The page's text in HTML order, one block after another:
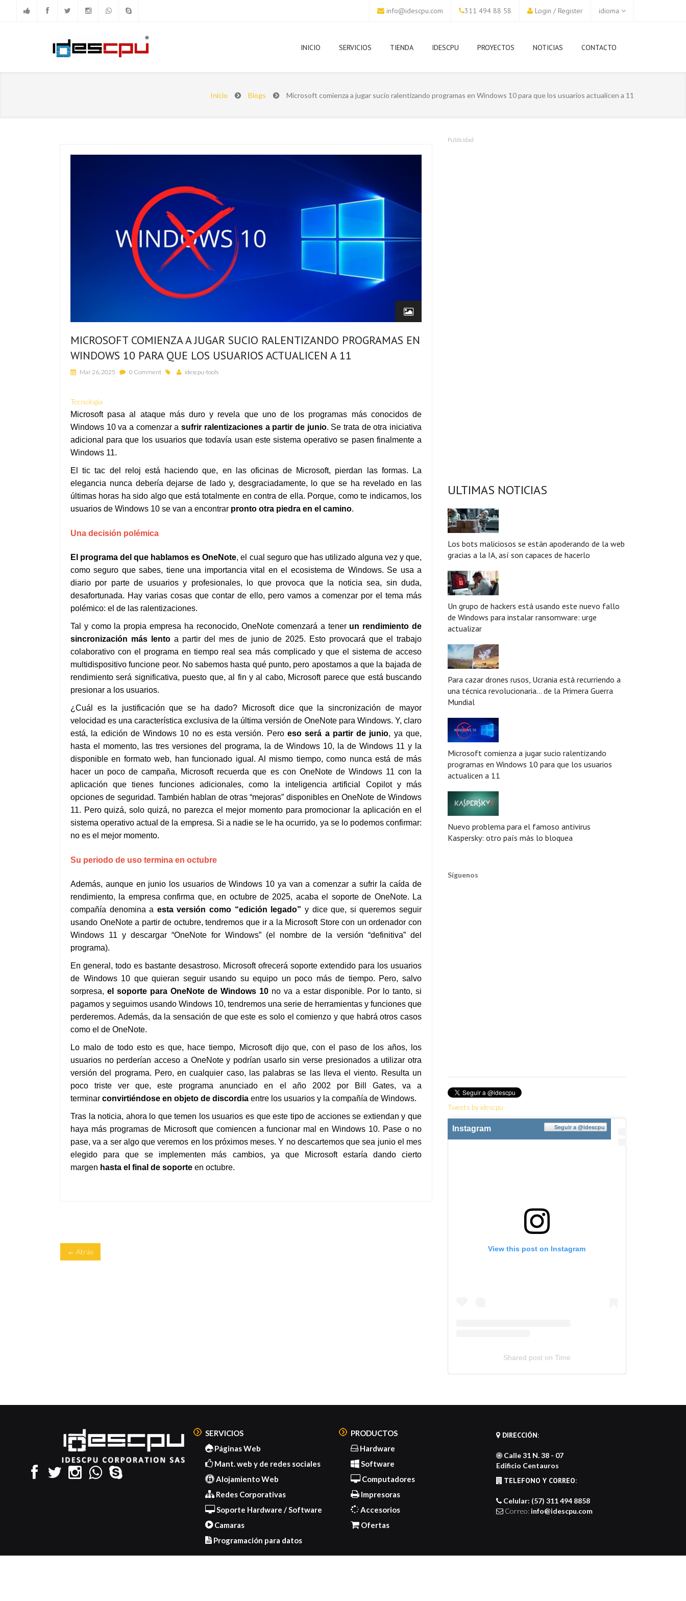
idioma
Login / Register
info@idescpu.com 311 494 88 58
INICIO SERVICIOS TIENDA IDESCPU PROYECTOS NOTICIAS CONTACTO
Inicio Blogs Microsoft comienza a jugar sucio ralentizando programas en Windows 10 para que los usuarios actualicen a 11
MICROSOFT COMIENZA A JUGAR SUCIO RALENTIZANDO PROGRAMAS EN
WINDOWS 10 PARA QUE LOS USUARIOS ACTUALICEN A 11
Mar 26, 2025 0 Comment idescpu-tools
Tecnología
Microsoft pasa al ataque más duro y revela que uno de los programas más conocidos de
Windows 10 va a comenzar asufrir ralentizaciones a partir de junio. Se trata de otra iniciativa
adicional para que los usuarios que todavía usan este sistema operativo se pasen finalmente a
Windows 11.
El tic tac del reloj está haciendo que, en las oficinas de Microsoft, pierdan las formas. La
elegancia nunca debería dejarse de lado y, desgraciadamente, lo que se ha revelado en las
últimas horas ha sido algo que está totalmente en contra de ella. Porque, como te indicamos, los
usuarios de Windows 10 se van a encontrar pronto otra piedra en el camino.
Una decisión polémica
El programa del que hablamos es OneNote, el cual seguro que has utilizado alguna vez y que,
como seguro que sabes, tiene una importancia vital en el ecosistema de Windows. Se usa a
diario por parte de usuarios y profesionales, lo que provoca que la noticia sea, sin duda,
desafortunada. Hay varias cosas que contar de ello, pero vamos a comenzar por el tema más
polémico: el de las ralentizaciones.
Tal y como la propia empresa ha reconocido, OneNote comenzará a tener un rendimiento de
sincronización más lento a partir del mes de junio de 2025. Esto provocará que el trabajo
colaborativo con el programa en tiempo real sea más complicado y que el sistema de acceso
multidispositivo funcione peor. No sabemos hasta qué punto, pero apostamos a que la bajada de
rendimiento será significativa, puesto que, al fin y al cabo, Microsoft parece que está buscando
presionar a los usuarios.
¿Cuál es la justificación que se ha dado? Microsoft dice que la sincronización de mayor
velocidad es una característica exclusiva de la última versión de OneNote para Windows. Y, claro
está, la edición de Windows 10 no es esta versión. Peroeso será a partir de junio, ya que,
hasta el momento, las tres versiones del programa, la de Windows 10, la de Windows 11 y la
disponible en formato web, han funcionado igual. Al mismo tiempo, como nunca está de más
hacer un poco de campaña, Microsoft recuerda que es con OneNote de Windows 11 con la
aplicación que tienes funciones adicionales, como la inteligencia artificial Copilot y más
opciones de seguridad. También hablan de otras “mejoras” disponibles en OneNote de Windows
11. Pero quizá, solo quizá, no parezca el mejor momento para promocionar la aplicación en el
sistema operativo actual de la empresa. Si a nadie se le ha ocurrido, ya se lo podemos confirmar:
no es el mejor momento.
Su periodo de uso termina en octubre
Además, aunque en junio los usuarios de Windows 10 ya van a comenzar a sufrir la caída de
rendimiento, la empresa confirma que, en octubre de 2025, acaba el soporte de OneNote. La
compañía denomina a esta versión como “edición legado” y dice que, si queremos seguir
usando OneNote a partir de octubre, tendremos que ir a la Microsoft Store con un ordenador con
Windows 11 y descargar “OneNote for Windows” (el nombre de la versión “definitiva” del
programa).
En general, todo es bastante desastroso. Microsoft ofrecerá soporte extendido para los usuarios
de Windows 10 que quieran seguir usando su equipo un poco más de tiempo. Pero, salvo
sorpresa, el soporte para OneNote de Windows 10 no va a estar disponible. Por lo tanto, si
pagamos y seguimos usando Windows 10, tendremos una serie de herramientas y funciones que
perderemos. Además, da la sensación de que este es solo el comienzo y que habrá otros casos
como el de OneNote.
Lo malo de todo esto es que, hace tiempo, Microsoft dijo que, con el paso de los años, los
usuarios no perderían acceso a OneNote y podrían usarlo sin verse presionados a utilizar otra
versión del programa. Pero, en cualquier caso, las palabras se las lleva el viento. Resulta un
poco triste ver que, este programa anunciado en el año 2002 por Bill Gates, va a
terminar convirtiéndose en objeto de discordia entre los usuarios y la compañía de Windows.
Tras la noticia, ahora lo que temen los usuarios es que este tipo de acciones se extiendan y que
haya más programas de Microsoft que comiencen a funcionar mal en Windows 10. Pase o no
pase, va a ser algo que veremos en los próximos meses. Y no descartemos que sea junio el mes
elegido para que se implementen más cambios, ya que Microsoft estaría dando cierto
margen hasta el final de soporte en octubre.
← Atrás
Publicidad
ULTIMAS NOTICIAS
Los bots maliciosos se están apoderando de la web
gracias a la IA, así son capaces de hacerlo
Un grupo de hackers está usando este nuevo fallo
de Windows para instalar ransomware: urge
actualizar
Para cazar drones rusos, Ucrania está recurriendo a
una técnica revolucionaria... de la Primera Guerra
Mundial
Microsoft comienza a jugar sucio ralentizando
programas en Windows 10 para que los usuarios
actualicen a 11
Nuevo problema para el famoso antivirus
Kaspersky: otro país más lo bloquea
Síguenos
Tweets by idescpu
Instagram Seguir a @idescpu
View this post on Instagram
Shared poston Time
Post
SERVICIOS
Páginas Web
Mant. web y de redes sociales
Alojamiento Web
Redes Corporativas
Soporte Hardware / Software
Camaras
Programación para datos
PRODUCTOS
Hardware
Software
Computadores
Impresoras
Accesorios
Ofertas
DIRECCIÓN:
Calle 31 N. 38 - 07
Edificio Centauros
TELEFONO Y CORREO:
Celular: (57) 311 494 8858
Correo: info@idescpu.com